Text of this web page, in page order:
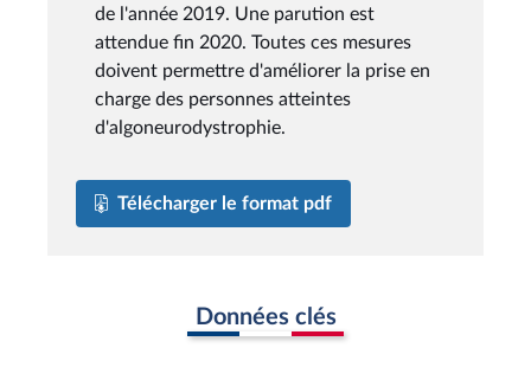
de l'année 2019. Une parution est
attendue fin 2020. Toutes ces mesures
doivent permettre d'améliorer la prise en
charge des personnes atteintes
d'algoneurodystrophie.
Télécharger le format pdf
Données clés